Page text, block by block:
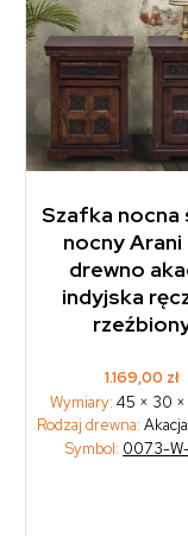
Szafka
nocny
drewno
indyjska
1.169,00 zł
Wymiary: 45 × 30
Rodzaj drewna:
Symbol: 0073-